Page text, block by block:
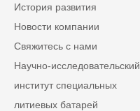
История развития
Новости компании
Свяжитесь с нами
Научно-исследовательский
институт специальных
литиевых батарей